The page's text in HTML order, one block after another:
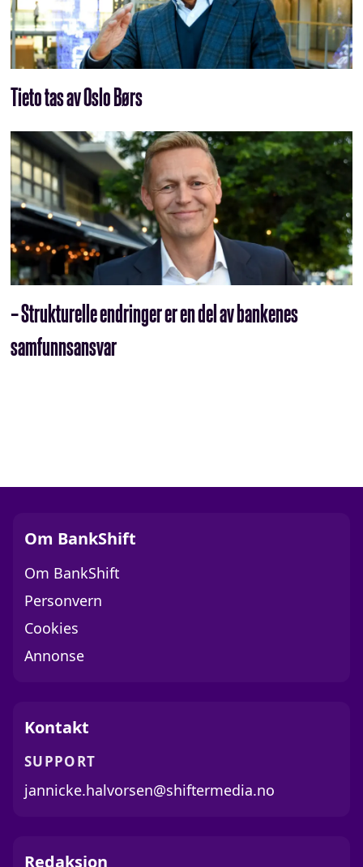
Tieto tas av Oslo Børs
– Strukturelle endringer er en del av bankenes
samfunnsansvar
Om BankShift
Om BankShift
Personvern
Cookies
Annonse
Kontakt
SUPPORT
jannicke.halvorsen@shiftermedia.no
Redaksjon